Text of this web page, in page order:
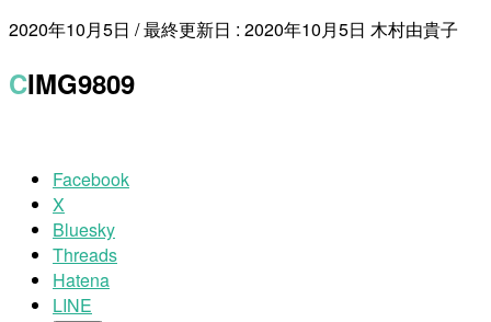
2020年10月5日 / 最終更新日 : 2020年10月5日 木村由貴子
CIMG9809
Facebook
X
Bluesky
Threads
Hatena
LINE